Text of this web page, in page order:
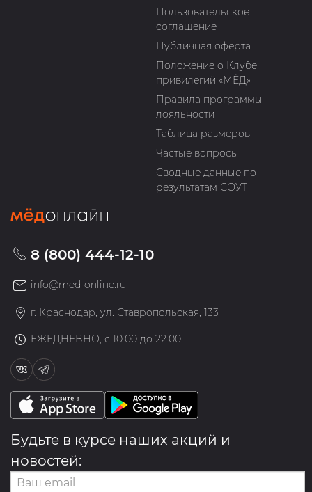
Пользовательское
соглашение
Публичная оферта
Положение о Клубе
привилегий «МЁД»
Правила программы
лояльности
Таблица размеров
Частые вопросы
Сводные данные по
результатам СОУТ
8 (800) 444-12-10
info@med-online.ru
г. Краснодар, ул. Ставропольская, 133
ЕЖЕДНЕВНО, с 10:00 до 22:00
Будьте в курсе наших акций и
новостей: